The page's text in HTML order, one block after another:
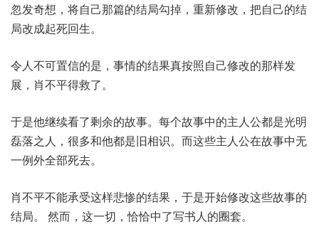
忽发奇想，将自己那篇的结局勾掉，重新修改，把自己的结
局改成起死回生。
令人不可置信的是，事情的结果真按照自己修改的那样发
展，肖不平得救了。
于是他继续看了剩余的故事。每个故事中的主人公都是光明
磊落之人，很多和他都是旧相识。而这些主人公在故事中无
一例外全部死去。
肖不平不能承受这样悲惨的结果，于是开始修改这些故事的
结局。 然而，这一切，恰恰中了写书人的圈套。